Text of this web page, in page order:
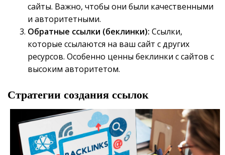
сайты. Важно, чтобы они были качественными
и авторитетными.
Обратные ссылки (беклинки): Ссылки,
которые ссылаются на ваш сайт с других
ресурсов. Особенно ценны беклинки с сайтов с
высоким авторитетом.
Стратегии создания ссылок